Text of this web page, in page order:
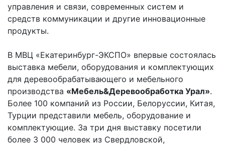
управления и связи, современных систем и
средств коммуникации и другие инновационные
продукты.
В МВЦ «Екатеринбург-ЭКСПО» впервые состоялась
выставка мебели, оборудования и комплектующих
для деревообрабатывающего и мебельного
производства «Мебель&Деревообработка Урал».
Более 100 компаний из России, Белоруссии, Китая,
Турции представили мебель, оборудование и
комплектующие. За три дня выставку посетили
более 3 000 человек из Свердловской,